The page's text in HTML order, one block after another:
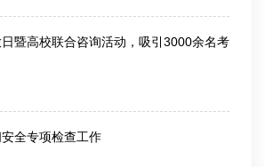
暨高校联合咨询活动，吸引3000余名考
全专项检查工作